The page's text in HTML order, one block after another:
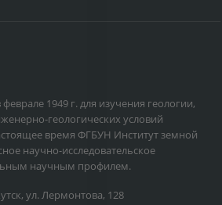
1949 г. для изучения геологии,
геологических условий
время ФГБУН Институт земной
научно-исследовательское
научным профилем.
ул. Лермонтова, 128